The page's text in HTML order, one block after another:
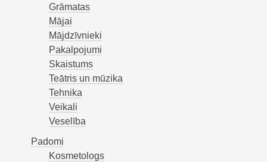
Grāmatas
Mājai
Mājdzīvnieki
Pakalpojumi
Skaistums
Teātris un mūzika
Tehnika
Veikali
Veselība
Padomi
Kosmetologs